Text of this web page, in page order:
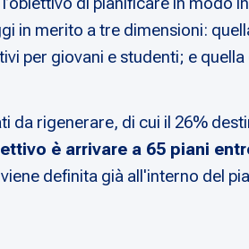
in merito a tre dimensioni:
per giovani e studenti; e quella
da rigenerare, di cui il 26%
è arrivare a 65 piani
definita già all'interno del